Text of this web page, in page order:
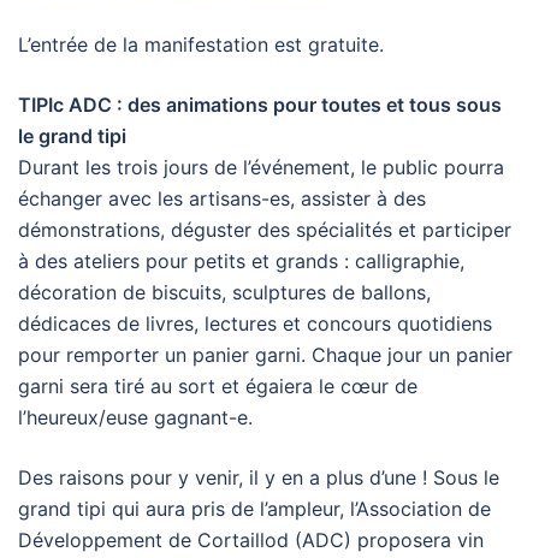
L’entrée de la manifestation est gratuite.
TIPIc ADC : des animations pour toutes et tous sous
le grand tipi
Durant les trois jours de l’événement, le public pourra
échanger avec les artisans-es, assister à des
démonstrations, déguster des spécialités et participer
à des ateliers pour petits et grands : calligraphie,
décoration de biscuits, sculptures de ballons,
dédicaces de livres, lectures et concours quotidiens
pour remporter un panier garni. Chaque jour un panier
garni sera tiré au sort et égaiera le cœur de
l’heureux/euse gagnant-e.
Des raisons pour y venir, il y en a plus d’une ! Sous le
grand tipi qui aura pris de l’ampleur, l’Association de
Développement de Cortaillod (ADC) proposera vin